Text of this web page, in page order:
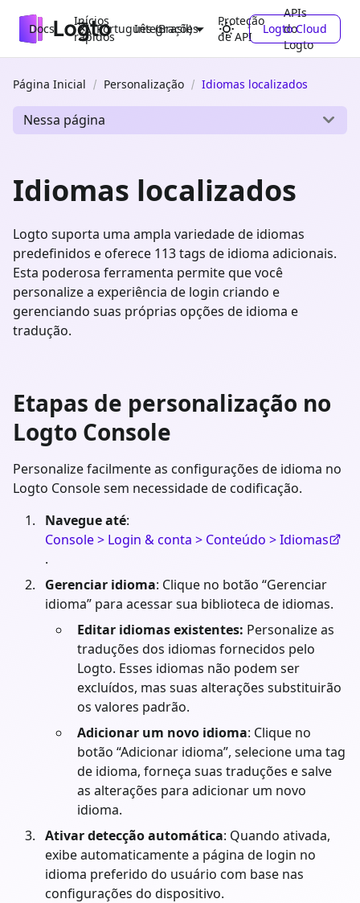
Docs
Inícios
rápidos
Integrações
Proteção
de API
APIs
do
Logto
Português (Brasil) Logto Cloud
Página Inicial Personalização Idiomas localizados
Nessa página
Idiomas localizados
Logto suporta uma ampla variedade de idiomas
predefinidos e oferece 113 tags de idioma adicionais.
Esta poderosa ferramenta permite que você
personalize a experiência de login criando e
gerenciando suas próprias opções de idioma e
tradução.
Etapas de personalização no
Logto Console
Personalize facilmente as configurações de idioma no
Logto Console sem necessidade de codificação.
Navegue até:
Console > Login & conta > Conteúdo > Idiomas
.
Gerenciar idioma: Clique no botão “Gerenciar
idioma” para acessar sua biblioteca de idiomas.
Editar idiomas existentes: Personalize as
traduções dos idiomas fornecidos pelo
Logto. Esses idiomas não podem ser
excluídos, mas suas alterações substituirão
os valores padrão.
Adicionar um novo idioma: Clique no
botão “Adicionar idioma”, selecione uma tag
de idioma, forneça suas traduções e salve
as alterações para adicionar um novo
idioma.
Ativar detecção automática: Quando ativada,
exibe automaticamente a página de login no
idioma preferido do usuário com base nas
configurações do dispositivo.